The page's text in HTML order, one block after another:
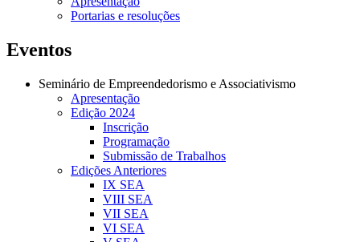
Portarias e resoluções
Eventos
Seminário de Empreendedorismo e Associativismo
Apresentação
Edição 2024
Inscrição
Programação
Submissão de Trabalhos
Edições Anteriores
IX SEA
VIII SEA
VII SEA
VI SEA